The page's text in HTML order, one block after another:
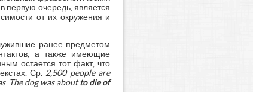
первую очередь, является
от их окружения и
ранее предметом
а также имеющие
остается тот факт, что
Ср. 2,500 people are
. The dog was aboutto die of